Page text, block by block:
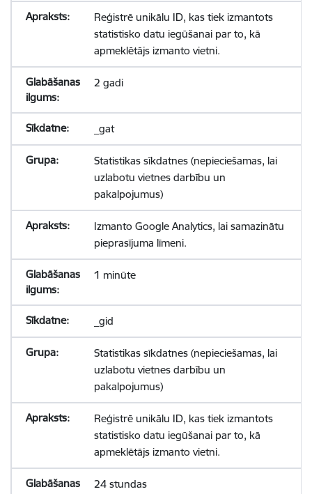
Reģistrē unikālu ID, kas tiek izmantots
statistisko datu iegūšanai par to, kā
apmeklētājs izmanto vietni.
2 gadi
_gat
Statistikas sīkdatnes (nepieciešamas, lai
uzlabotu vietnes darbību un
pakalpojumus)
Izmanto Google Analytics, lai samazinātu
pieprasījuma līmeni.
1 minūte
_gid
Statistikas sīkdatnes (nepieciešamas, lai
uzlabotu vietnes darbību un
pakalpojumus)
Reģistrē unikālu ID, kas tiek izmantots
statistisko datu iegūšanai par to, kā
apmeklētājs izmanto vietni.
24 stundas